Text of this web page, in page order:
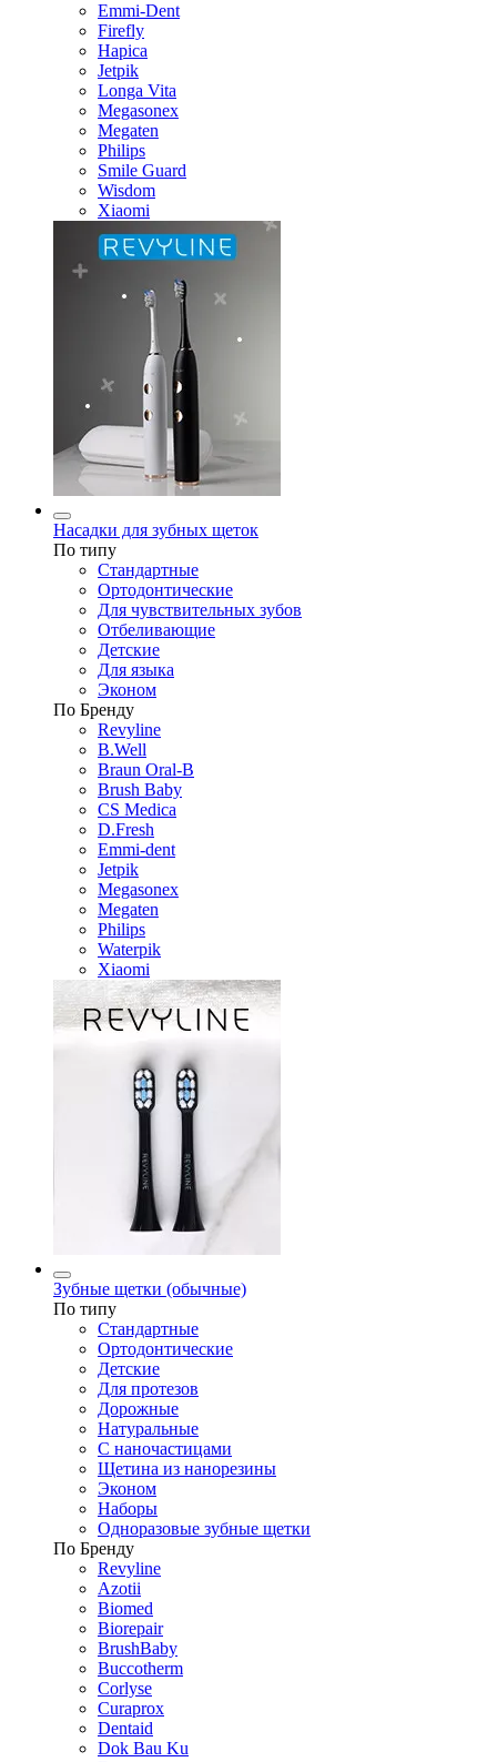
Emmi-Dent
Firefly
Hapica
Jetpik
Longa Vita
Megasonex
Megaten
Philips
Smile Guard
Wisdom
Xiaomi
Насадки для зубных щеток
По типу
Стандартные
Ортодонтические
Для чувствительных зубов
Отбеливающие
Детские
Для языка
Эконом
По Бренду
Revyline
B.Well
Braun Oral-B
Brush Baby
CS Medica
D.Fresh
Emmi-dent
Jetpik
Megasonex
Megaten
Philips
Waterpik
Xiaomi
Зубные щетки (обычные)
По типу
Стандартные
Ортодонтические
Детские
Для протезов
Дорожные
Натуральные
С наночастицами
Щетина из нанорезины
Эконом
Наборы
Одноразовые зубные щетки
По Бренду
Revyline
Azotii
Biomed
Biorepair
BrushBaby
Buccotherm
Corlyse
Curaprox
Dentaid
Dok Bau Ku